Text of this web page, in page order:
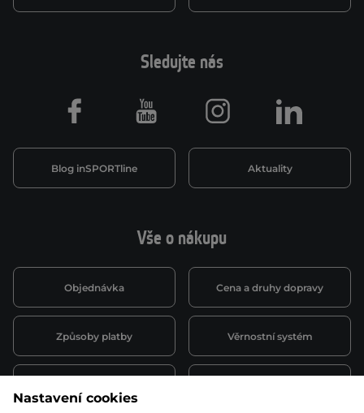
Vše o nákupu
Objednávka Cena a druhy dopravy
Způsoby platby Věrnostní systém
Sledujte nás
Blog inSPORTline Aktuality
Facebook Youtube Instagram LinkedIn
Nastavení cookies